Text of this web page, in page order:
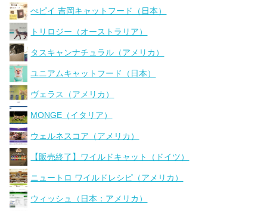
ぺピイ 吉岡キャットフード（日本）
トリロジー（オーストラリア）
タスキャンナチュラル（アメリカ）
ユニアムキャットフード（日本）
ヴェラス（アメリカ）
MONGE（イタリア）
ウェルネスコア（アメリカ）
【販売終了】ワイルドキャット（ドイツ）
ニュートロ ワイルドレシピ（アメリカ）
ウィッシュ（日本：アメリカ）